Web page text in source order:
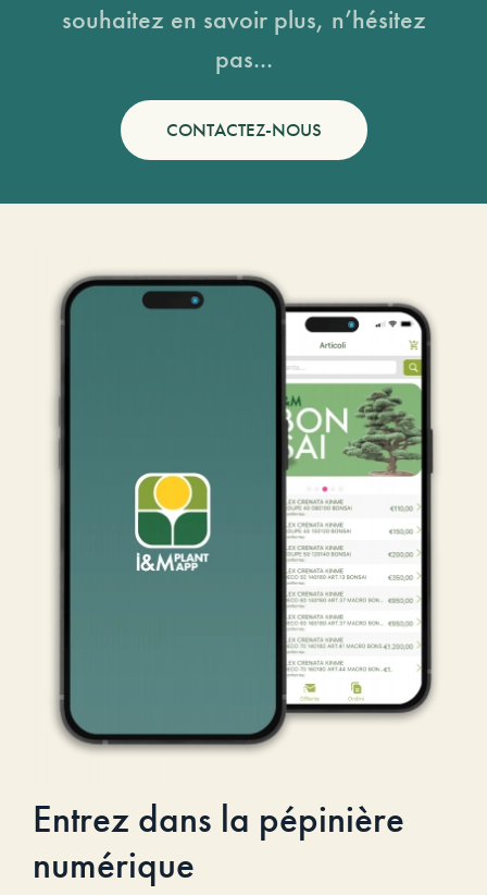
souhaitez en savoir plus, n’hésitez
pas...
CONTACTEZ-NOUS
Entrez dans la pépinière
numérique